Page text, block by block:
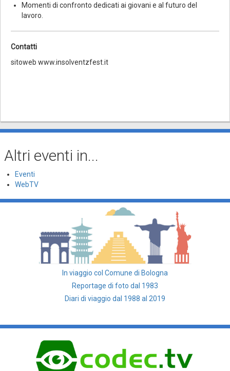
Momenti di confronto dedicati ai giovani e al futuro del
lavoro.
Contatti
sitoweb www.insolventzfest.it
Altri eventi in...
Eventi
WebTV
In viaggio col Comune di Bologna
Reportage di foto dal 1983
Diari di viaggio dal 1988 al 2019